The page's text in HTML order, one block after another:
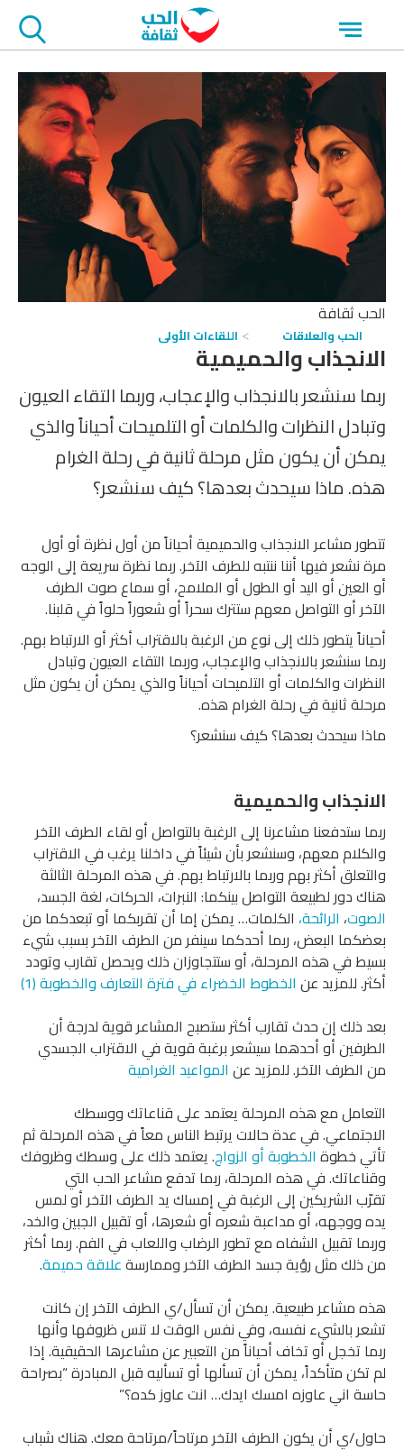
Open
menu
الحب ثقافة
الحب والعلاقات اللقاءات الأولى
الانجذاب والحميمية
ربما سنشعر بالانجذاب والإعجاب، وربما التقاء العيون
وتبادل النظرات والكلمات أو التلميحات أحياناً والذي
يمكن أن يكون مثل مرحلة ثانية في رحلة الغرام
هذه. ماذا سيحدث بعدها؟ كيف سنشعر؟
تتطور مشاعر الانجذاب والحميمية أحياناً من أول نظرة أو أول
مرة نشعر فيها أننا ننتبه للطرف الآخر. ربما نظرة سريعة إلى الوجه
أو العين أو اليد أو الطول أو الملامح، أو سماع صوت الطرف
الآخر أو التواصل معهم ستترك سحراً أو شعوراً حلواً في قلبنا.
أحياناً يتطور ذلك إلى نوع من الرغبة بالاقتراب أكثر أو الارتباط بهم.
ربما سنشعر بالانجذاب والإعجاب، وربما التقاء العيون وتبادل
النظرات والكلمات أو التلميحات أحياناً والذي يمكن أن يكون مثل
مرحلة ثانية في رحلة الغرام هذه.
ماذا سيحدث بعدها؟ كيف سنشعر؟
الانجذاب والحميمية
ربما ستدفعنا مشاعرنا إلى الرغبة بالتواصل أو لقاء الطرف الآخر
والكلام معهم، وسنشعر بأن شيئاً في داخلنا يرغب في الاقتراب
والتعلق أكثر بهم وربما بالارتباط بهم. في هذه المرحلة الثالثة
هناك دور لطبيعة التواصل بينكما: النبرات، الحركات، لغة الجسد،
الصوت، الرائحة، الكلمات… يمكن إما أن تقربكما أو تبعدكما من
بعضكما البعض، ربما أحدكما سينفر من الطرف الآخر بسبب شيء
بسيط في هذه المرحلة، أو ستتجاوزان ذلك ويحصل تقارب وتودد
أكثر. للمزيد عن الخطوط الخضراء في فترة التعارف والخطوبة (1)
بعد ذلك إن حدث تقارب أكثر ستصبح المشاعر قوية لدرجة أن
الطرفين أو أحدهما سيشعر برغبة قوية في الاقتراب الجسدي
من الطرف الآخر. للمزيد عن المواعيد الغرامية
التعامل مع هذه المرحلة يعتمد على قناعاتك ووسطك
الاجتماعي. في عدة حالات يرتبط الناس معاً في هذه المرحلة ثم
تأتي خطوة الخطوبة أو الزواج. يعتمد ذلك على وسطك وظروفك
وقناعاتك. في هذه المرحلة، ربما تدفع مشاعر الحب التي
تقرّب الشريكين إلى الرغبة في إمساك يد الطرف الآخر أو لمس
يده ووجهه، أو مداعبة شعره أو شعرها، أو تقبيل الجبين والخد،
وربما تقبيل الشفاه مع تطور الرضاب واللعاب في الفم. ربما أكثر
من ذلك مثل رؤية جسد الطرف الآخر وممارسةعلاقة حميمة.
هذه مشاعر طبيعية. يمكن أن تسأل/ي الطرف الآخر إن كانت
تشعر بالشيء نفسه، وفي نفس الوقت لا تنس ظروفها وأنها
ربما تخجل أو تخاف أحياناً من التعبير عن مشاعرها الحقيقية. إذا
لم تكن متأكداً، يمكن أن تسألها أو تسأليه قبل المبادرة “بصراحة
حاسة اني عاوزه امسك ايدك… انت عاوز كده؟”
حاول/ي أن يكون الطرف الآخر مرتاحاً/مرتاحة معك. هناك شباب